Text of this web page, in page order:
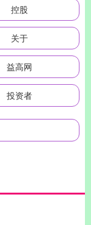
控股
关于
益高网
投资者